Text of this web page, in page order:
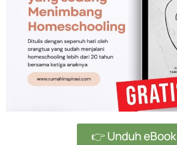
👉 Unduh eBook